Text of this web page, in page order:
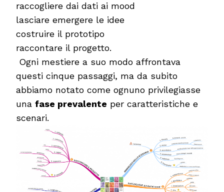
raccogliere dai dati ai mood
lasciare emergere le idee
costruire il prototipo
raccontare il progetto.
Ogni mestiere a suo modo affrontava
questi cinque passaggi, ma da subito
abbiamo notato come ognuno privilegiasse
una fase prevalente per caratteristiche e
scenari.